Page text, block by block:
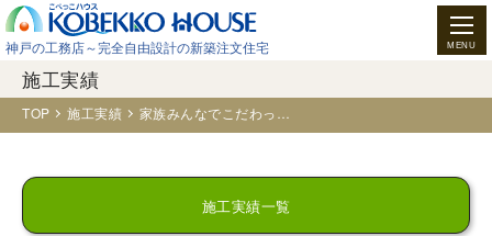
神戸の工務店～完全自由設計の新築注文住宅
施工実績
TOP 施工実績
施工実績一覧